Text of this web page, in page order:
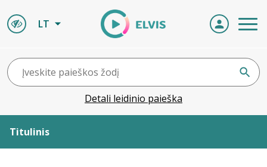
LT
Detali leidinio paieška
Titulinis